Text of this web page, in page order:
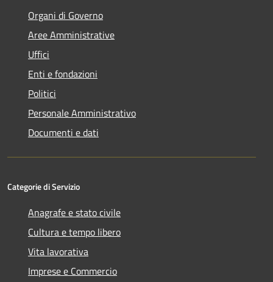
Organi di Governo
Aree Amministrative
Uffici
Enti e fondazioni
Politici
Personale Amministrativo
Documenti e dati
Categorie di Servizio
Anagrafe e stato civile
Cultura e tempo libero
Vita lavorativa
Imprese e Commercio